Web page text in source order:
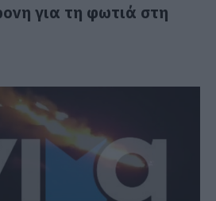
για τη φωτιά στη